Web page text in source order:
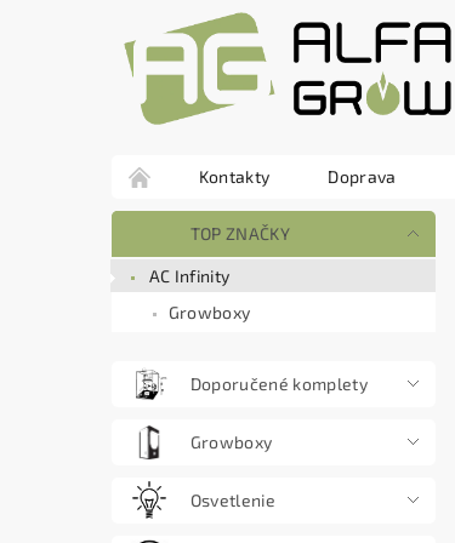
Kontakty Doprava
TOP ZNAČKY
AC Infinity
Growboxy
Doporučené komplety
Growboxy
Osvetlenie